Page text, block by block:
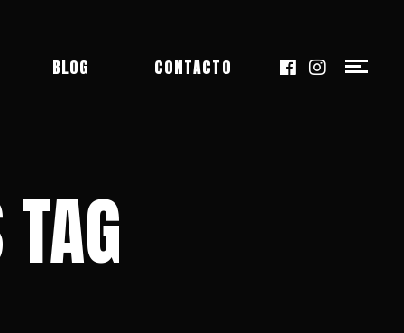
BLOG CONTACTO